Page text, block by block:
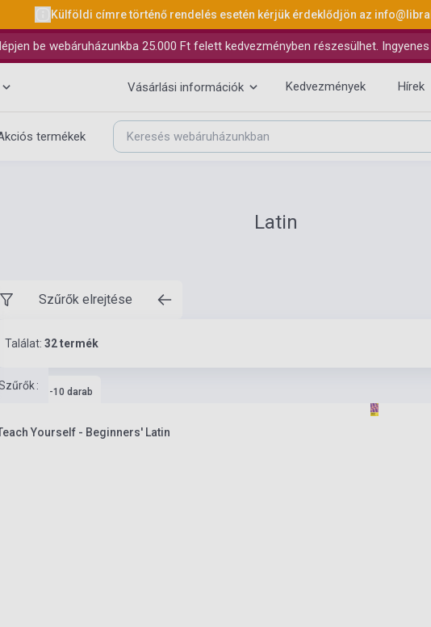
Külföldi címre történő rendelés esetén kérjük érdeklődjön az
be webáruházunkba 25.000 Ft felett kedvezményben részesülhet.
Vásárlási információk Kedvezmények Hírek
termékek
Latin
Szűrők elrejtése
Találat: 32 termék
:
Készlet: 1-10 darab
Yourself - Beginners' Latin